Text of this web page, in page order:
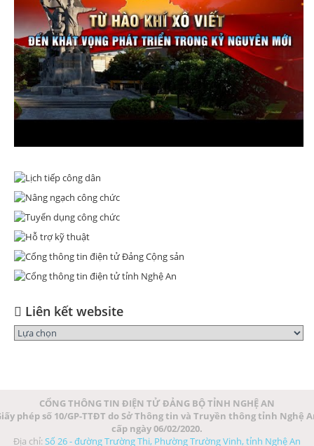
Liên kết website
CỔNG THÔNG TIN ĐIỆN TỬ ĐẢNG BỘ TỈNH NGHỆ AN
phép số 10/GP-TTĐT do Sở Thông tin và Truyền thông tỉnh Nghệ
cấp ngày 06/02/2020.
Địa chỉ: Số 26 - đường Trường Thi, Phường Trường Vinh, tỉnh Nghệ An